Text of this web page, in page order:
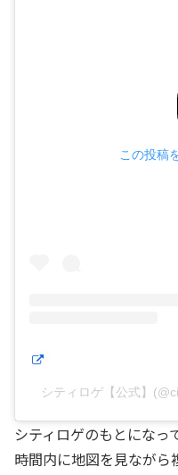
この投稿
シティロゲ【公式】
シティロゲのもとにな
時間内に地図を見ながら